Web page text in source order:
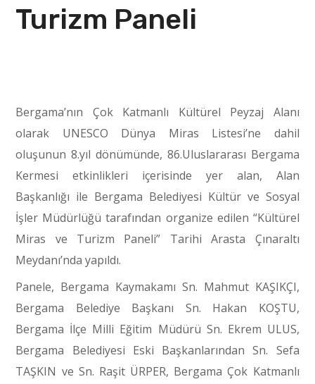
Turizm Paneli
Bergama’nın Çok Katmanlı Kültürel Peyzaj Alanı
olarak UNESCO Dünya Miras Listesi’ne dahil
oluşunun 8.yıl dönümünde, 86.Uluslararası Bergama
Kermesi etkinlikleri içerisinde yer alan, Alan
Başkanlığı ile Bergama Belediyesi Kültür ve Sosyal
İşler Müdürlüğü tarafından organize edilen “Kültürel
Miras ve Turizm Paneli” Tarihi Arasta Çınaraltı
Meydanı’nda yapıldı.
Panele, Bergama Kaymakamı Sn. Mahmut KAŞIKÇI,
Bergama Belediye Başkanı Sn. Hakan KOŞTU,
Bergama İlçe Milli Eğitim Müdürü Sn. Ekrem ULUS,
Bergama Belediyesi Eski Başkanlarından Sn. Sefa
TAŞKIN ve Sn. Raşit ÜRPER, Bergama Çok Katmanlı